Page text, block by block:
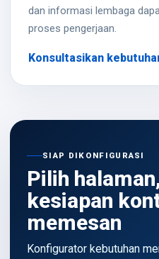
dan informasi lembaga
proses pengerjaan.
Konsultasikan
SIAP DIKONFIGURASI
Pilih
kesiapan
memesan
Konfigurator kebutuhan